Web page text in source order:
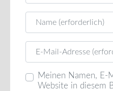
Name
E-Mail
Meinen Namen, E-
Website in diesem